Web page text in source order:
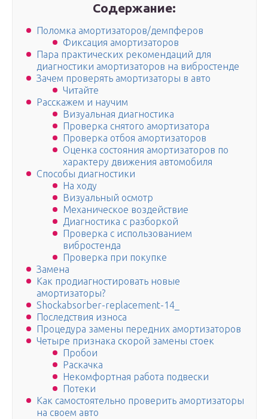
Содержание:
Поломка амортизаторов/демпферов
Фиксация амортизаторов
Пара практических рекомендаций для
диагностики амортизаторов на вибростенде
Зачем проверять амортизаторы в авто
Читайте
Расскажем и научим
Визуальная диагностика
Проверка снятого амортизатора
Проверка отбоя амортизаторов
Оценка состояния амортизаторов по
характеру движения автомобиля
Способы диагностики
На ходу
Визуальный осмотр
Механическое воздействие
Диагностика с разборкой
Проверка с использованием
вибростенда
Проверка при покупке
Замена
Как продиагностировать новые
амортизаторы?
Shockabsorber-replacement-14_
Последствия износа
Процедура замены передних амортизаторов
Четыре признака скорой замены стоек
Пробои
Раскачка
Некомфортная работа подвески
Потеки
Как самостоятельно проверить амортизаторы
на своем авто